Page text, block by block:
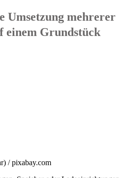
Umsetzung mehrerer
einem Grundstück
/ pixabay.com